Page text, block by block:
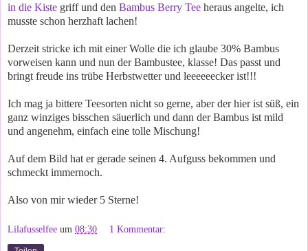
in die Kiste griff und den Bambus Berry Tee heraus angelte, ich
musste schon herzhaft lachen!
Derzeit stricke ich mit einer Wolle die ich glaube 30% Bambus
vorweisen kann und nun der Bambustee, klasse! Das passt und
bringt freude ins trübe Herbstwetter und leeeeeecker ist!!!
Ich mag ja bittere Teesorten nicht so gerne, aber der hier ist süß, ein
ganz winziges bisschen säuerlich und dann der Bambus ist mild
und angenehm, einfach eine tolle Mischung!
Auf dem Bild hat er gerade seinen 4. Aufguss bekommen und
schmeckt immernoch.
Also von mir wieder 5 Sterne!
Lilafusselfee um 08:30 1 Kommentar: